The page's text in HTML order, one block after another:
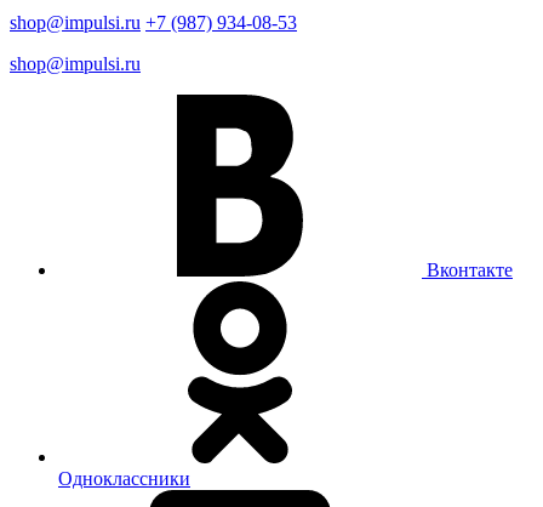
shop@impulsi.ru +7 (987) 934-08-53
shop@impulsi.ru
Вконтакте
Одноклассники